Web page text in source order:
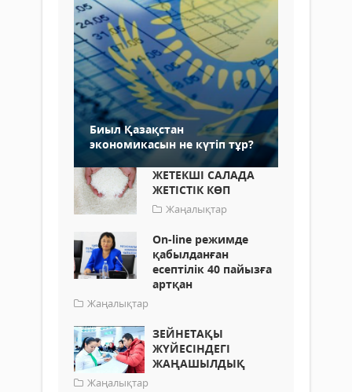
Биыл Қазақстан
экономикасын не күтіп тұр?
ЖЕТЕКШІ САЛАДА
ЖЕТІСТІК КӨП
Жаңалықтар
Оn-line режимде
қабылданған
есептілік 40 пайызға
артқан
Жаңалықтар
ЗЕЙНЕТАҚЫ
ЖҮЙЕСІНДЕГІ
ЖАҢАШЫЛДЫҚ
Жаңалықтар